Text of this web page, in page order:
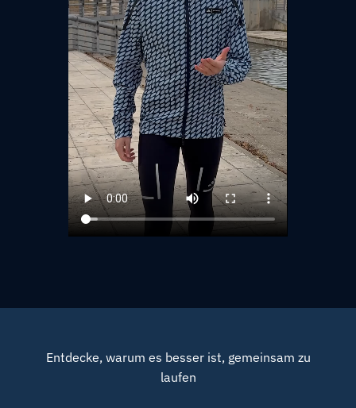
Entdecke, warum es besser ist, gemeinsam zu
laufen